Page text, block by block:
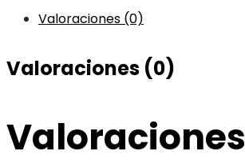
Valoraciones (0)
Valoraciones (0)
Valoraciones